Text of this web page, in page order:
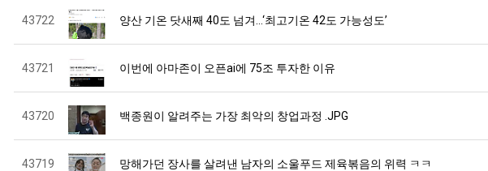
43722 양산 기온 닷새째 40도 넘겨…‘최고기온 42도 가능성도’
43721 이번에 아마존이 오픈ai에 75조 투자한 이유
43720 백종원이 알려주는 가장 최악의 창업과정 .JPG
43719 망해가던 장사를 살려낸 남자의 소울푸드 제육볶음의 위력 ㅋㅋ